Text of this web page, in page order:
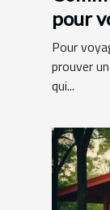
pour
Pour
prouver
qui...